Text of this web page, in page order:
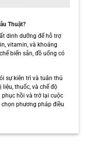
Thuật?
dinh dưỡng để hỗ trợ
vitamin, và khoáng
biến sẵn, đồ uống có
sự kiên trì và tuân thủ
thuốc, và chế độ
hồi và trở lại cuộc
phương pháp điều